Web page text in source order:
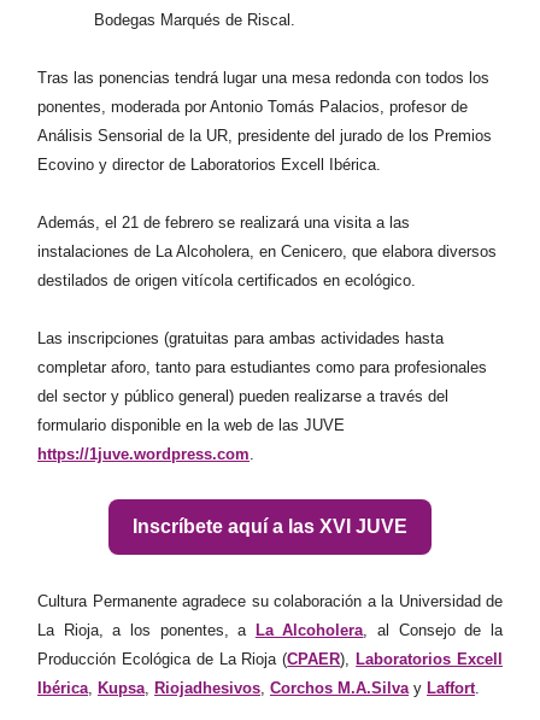
Bodegas Marqués de Riscal.
Tras las ponencias tendrá lugar una mesa redonda con todos los
ponentes, moderada por Antonio Tomás Palacios, profesor de
Análisis Sensorial de la UR, presidente del jurado de los Premios
Ecovino y director de Laboratorios Excell Ibérica.
Además, el 21 de febrero se realizará una visita a las
instalaciones de La Alcoholera, en Cenicero, que elabora diversos
destilados de origen vitícola certificados en ecológico.
Las inscripciones (gratuitas para ambas actividades hasta
completar aforo, tanto para estudiantes como para profesionales
del sector y público general) pueden realizarse a través del
formulario disponible en la web de las JUVE
https://1juve.wordpress.com
Inscríbete aquí a las XVI JUVE
Cultura Permanente agradece su colaboración a la Universidad de
La Rioja, a los ponentes, a
La Alcoholera , al Consejo de la
Producción Ecológica de La Rioja (CPAER),
Laboratorios Excell
Ibérica
Kupsa Riojadhesivos Corchos M.A.Silva y Laffort